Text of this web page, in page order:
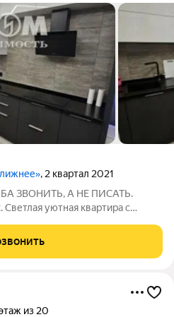
, 2 квартал 2021
ЗВОНИТЬ, А НЕ ПИСАТЬ.
уютная квартира с
необходимая бытовая техника.
совмешенный,
из 20